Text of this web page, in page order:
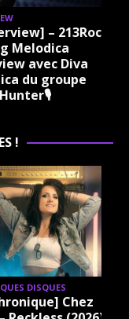
– 213Rock
Melodica
avec Diva
du groupe
!
DISQUES
Chez